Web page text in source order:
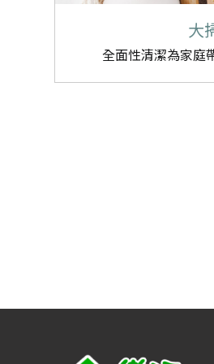
大
全面性清潔為家庭